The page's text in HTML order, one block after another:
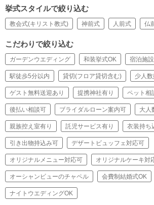
挙式スタイルで絞り込む
教会式(キリスト教式) 神前式 人前式 仏
こだわりで絞り込む
ガーデンウエディング 和装挙式OK 宿泊施
駅徒歩5分以内 貸切(フロア貸切含む) 少人数
ゲスト無料送迎あり 提携神社有り ペット相
後払い相談可 ブライダルローン案内可 大人
親族控え室有り 託児サービス有り 衣装持ち
引き出物持込み可 デザートビュッフェ対応可
オリジナルメニュー対応可 オリジナルケーキ対
オーシャンビューのチャペル 会費制結婚式OK
ナイトウエディングOK